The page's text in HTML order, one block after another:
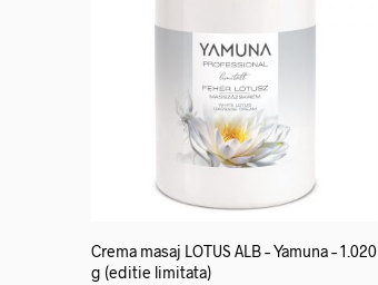
Crema masaj LOTUS ALB – Yamuna – 1.020
g (editie limitata)